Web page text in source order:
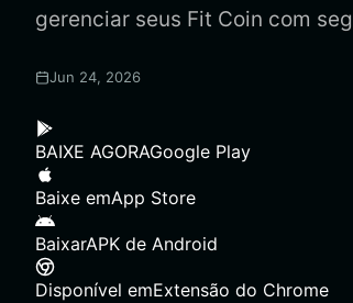
gerenciar seus Fit Coin com
Jun 24, 2026
BAIXE AGORAGoogle Play
Baixe emApp Store
BaixarAPK de Android
Disponível emExtensão do Chrome